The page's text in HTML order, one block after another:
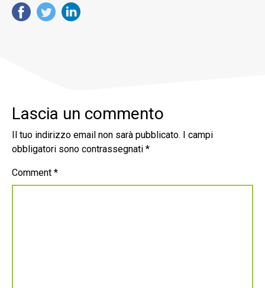
Lascia un commento
Il tuo indirizzo email non sarà pubblicato.
I campi
obbligatori sono contrassegnati *
Comment *